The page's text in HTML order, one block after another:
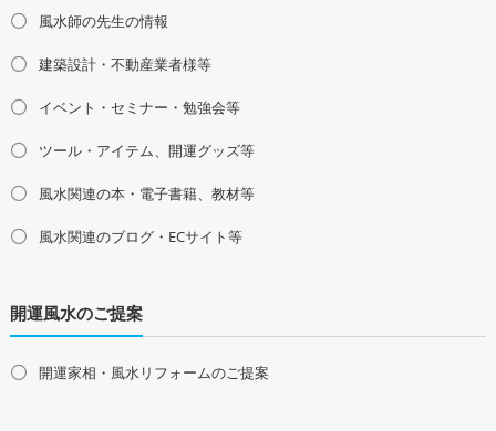
山形県の占い師募集・求人
関東地方の占い師募集・求人
埼玉県の占い師募集・求人
千葉県の占い師募集・求人
茨城県の占い師募集・求人
栃木県の占い師募集・求人
山梨県の占い師募集・求人
新潟県の占い師募集・求人
東海地方の占い師募集・求人
愛知県の占い師募集・求人
岐阜県の占い師募集・求人
三重県の占い師募集・求人
静岡県の占い師募集・求人
風水師の先生の情報
建築設計・不動産業者様等
イベント・セミナー・勉強会等
ツール・アイテム、開運グッズ等
風水関連の本・電子書籍、教材等
風水関連のブログ・ECサイト等
開運風水のご提案
開運家相・風水リフォームのご提案